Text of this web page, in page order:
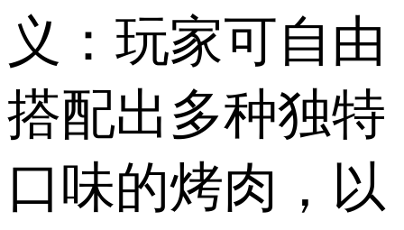
义：玩家可自由
搭配出多种独特
口味的烤肉，以